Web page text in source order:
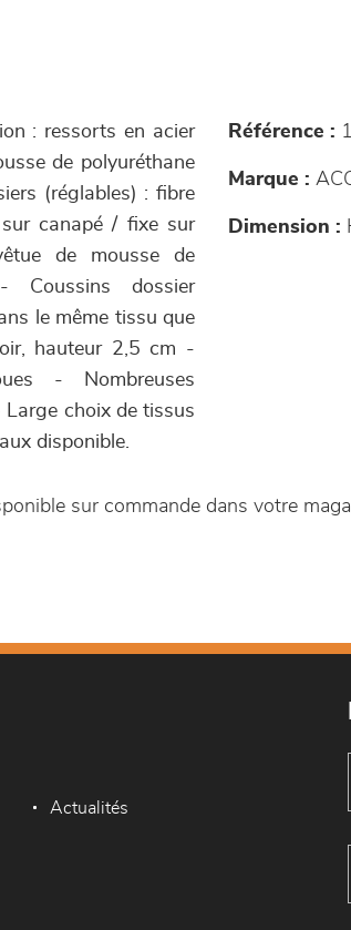
: ressorts en acier
de polyuréthane
(réglables) : fibre
canapé / fixe sur
de mousse de
Coussins dossier
le même tissu que
hauteur 2,5 cm -
- Nombreuses
choix de tissus
disponible.
Référence :
Marque :
Dimension :
sur commande dans votre
Actualités